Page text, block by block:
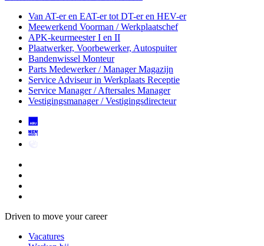
Van AT-er en EAT-er tot DT-er en HEV-er
Meewerkend Voorman / Werkplaatschef
APK-keurmeester I en II
Plaatwerker, Voorbewerker, Autospuiter
Bandenwissel Monteur
Parts Medewerker / Manager Magazijn
Service Adviseurin Werkplaats Receptie
Service Manager / Aftersales Manager
Vestigingsmanager / Vestigingsdirecteur
Driven to move your career
Vacatures